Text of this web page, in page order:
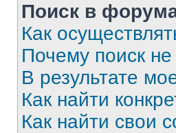
Поиск в
Как
Почему поиск не
В результате
Как найти
Как найти свои